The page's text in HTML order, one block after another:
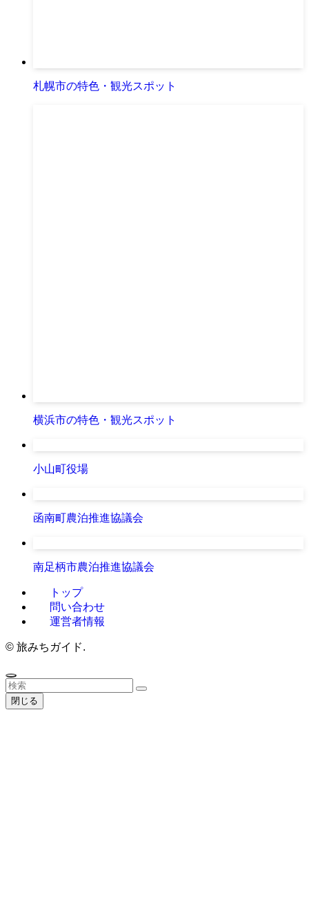
札幌市の特色・観光スポット
横浜市の特色・観光スポット
小山町役場
函南町農泊推進協議会
南足柄市農泊推進協議会
トップ
問い合わせ
運営者情報
© 旅みちガイド.
閉じる